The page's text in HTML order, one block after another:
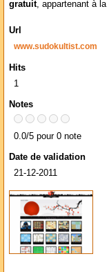
gratuit, appartenant à la
Url
www.sudokultist.com
Hits
1
Notes
0.0/5 pour 0 note
Date de validation
21-12-2011